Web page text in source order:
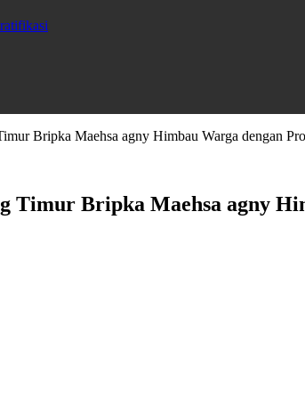
Bripka Maehsa agny Himbau Warga dengan
Timur Bripka Maehsa agny